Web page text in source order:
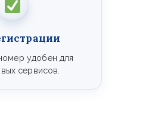
удобен для
сервисов.